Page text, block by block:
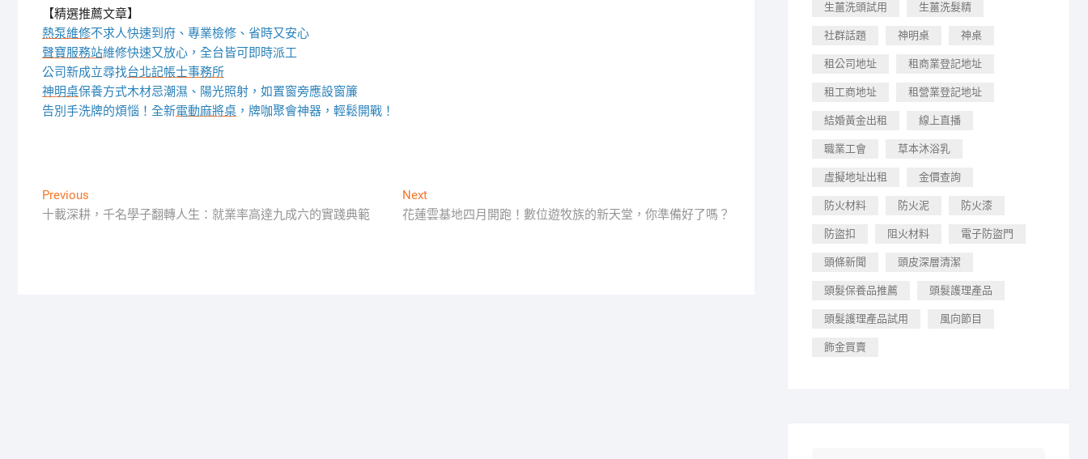
【精選推薦文章】
熱泵維修不求人快速到府、專業檢修、省時又安心
聲寶服務站維修快速又放心，全台皆可即時派工
公司新成立尋找台北記帳士事務所
神明桌保養方式木材忌潮濕、陽光照射，如置窗旁應設窗簾
告別手洗牌的煩惱！全新電動麻將桌 ，牌咖聚會神器，輕鬆開戰！
文
章
Previous
post:
十載深耕，千名學子翻轉人生：就業率高達九成六的實踐典範
NextNext
post:
花蓮雲基地四月開跑！數位遊牧族的新天堂，你準備好了嗎？
生薑洗頭試用 生薑洗髮精
社群話題 神明桌 神桌
租公司地址 租商業登記地址
租工商地址 租營業登記地址
結婚黃金出租 線上直播
職業工會 草本沐浴乳
虛擬地址出租 金價查詢
防火材料 防火泥 防火漆
防盜扣 阻火材料 電子防盜門
頭條新聞 頭皮深層清潔
頭髮保養品推薦 頭髮護理產品
頭髮護理產品試用 風向節目
飾金買賣